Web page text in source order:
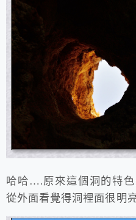
哈哈….原來這個洞的特
從外面看覺得洞裡面很明